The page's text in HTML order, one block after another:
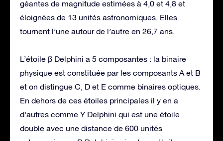
géantes de magnitude estimées à 4,0 et 4,8 et
éloignées de 13 unités astronomiques. Elles
tournent l’une autour de l’autre en 26,7 ans.
L’étoile β Delphini a 5 composantes : la binaire
physique est constituée par les composants A et B
et on distingue C, D et E comme binaires optiques.
En dehors de ces étoiles principales il y en a
d’autres comme Y Delphini qui est une étoile
double avec une distance de 600 unités